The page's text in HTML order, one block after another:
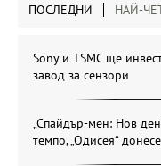
ПОСЛЕДНИ НАЙ-
Sony и TSMC ще
завод за сензори
„Спайдър-мен: Нов
темпо, „Одисея“